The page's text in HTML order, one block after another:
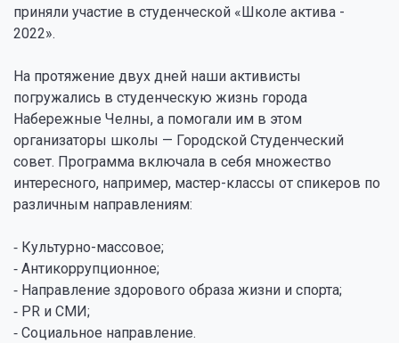
приняли участие в студенческой «Школе актива -
2022».
На протяжение двух дней наши активисты
погружались в студенческую жизнь города
Набережные Челны, а помогали им в этом
организаторы школы — Городской Студенческий
совет. Программа включала в себя множество
интересного, например, мастер-классы от спикеров по
различным направлениям:
⁃ Культурно-массовое;
⁃ Антикоррупционное;
⁃ Направление здорового образа жизни и спорта;
⁃ PR и СМИ;
⁃ Социальное направление.